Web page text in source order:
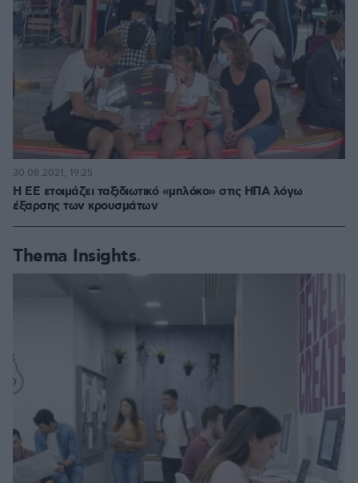
Η ΕΕ ετοιμάζει ταξιδιωτικό «μπλόκο» στις ΗΠΑ λόγω
έξαρσης των κρουσμάτων
30.08.2021, 19:25
Thema Insights